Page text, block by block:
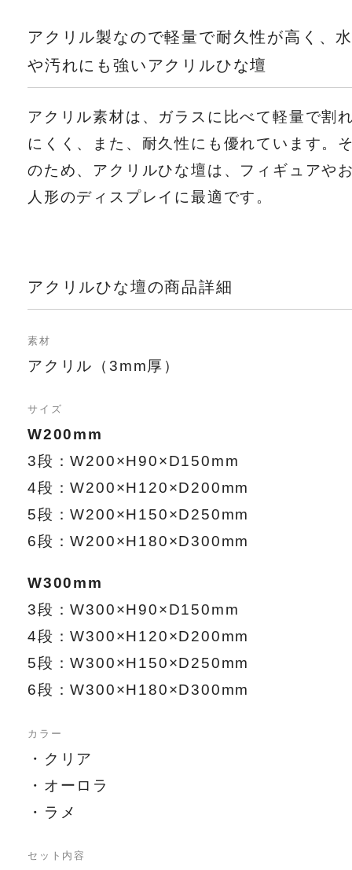
アクリル製なので軽量で耐久性が高く、
や汚れにも強いアクリルひな壇
アクリル素材は、ガラスに比べて軽量で割
にくく、また、耐久性にも優れています。
のため、アクリルひな壇は、フィギュアや
人形のディスプレイに最適です。
アクリルひな壇の商品詳細
素材
アクリル（3mm厚）
サイズ
W200mm
3段：W200×H90×D150mm
4段：W200×H120×D200mm
5段：W200×H150×D250mm
6段：W200×H180×D300mm
W300mm
3段：W300×H90×D150mm
4段：W300×H120×D200mm
5段：W300×H150×D250mm
6段：W300×H180×D300mm
カラー
・クリア
・オーロラ
・ラメ
セット内容